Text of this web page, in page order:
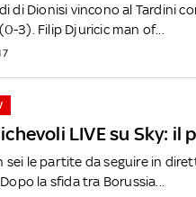
di Dionisi vincono al Tardini
3). Filip Djuricic man of...
LIVE su Sky: il
sei le partite da seguire in
la sfida tra Borussia...